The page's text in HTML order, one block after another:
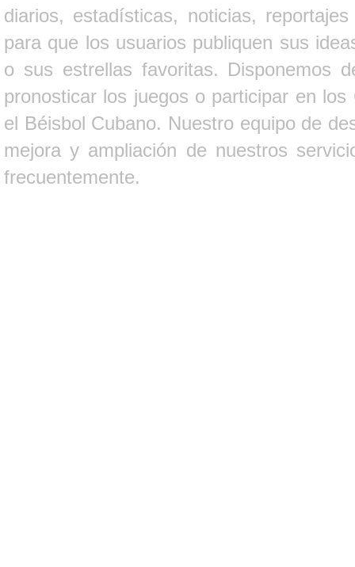
diarios, estadísticas, noticias,
para que los usuarios publiquen sus
o sus estrellas favoritas. Disponemos
pronosticar los juegos o participar en
el Béisbol Cubano. Nuestro equipo de
mejora y ampliación de nuestros
frecuentemente.